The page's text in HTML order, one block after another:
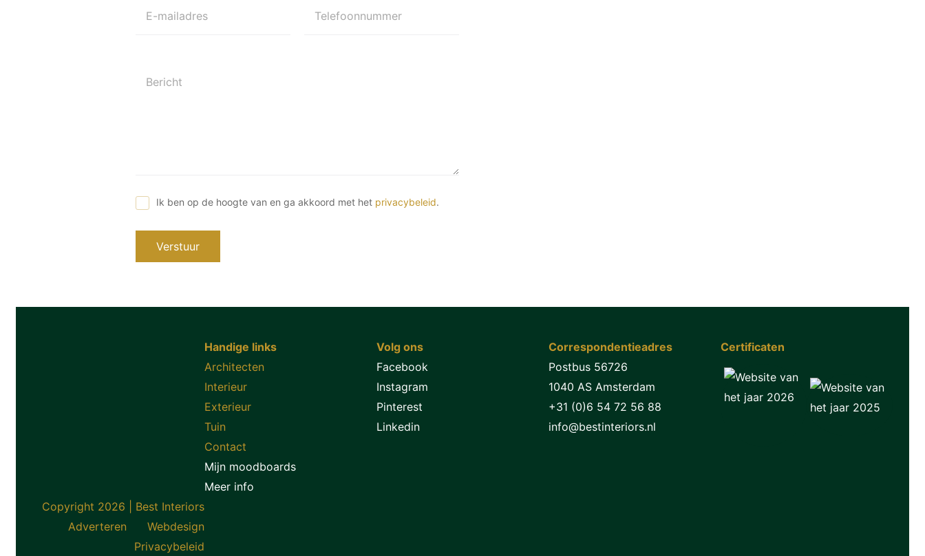
E-mailadres Telefoonnummer
Bericht
Ik ben op de hoogte van en ga akkoord met het privacybeleid.
Verstuur
Handige links
Architecten
Interieur
Exterieur
Tuin
Contact
Mijn moodboards
Meer info
Volg ons
Facebook
Instagram
Pinterest
Linkedin
Correspondentieadres
Postbus 56726
1040 AS Amsterdam
+31 (0)6 54 72 56 88
info@bestinteriors.nl
Certificaten
Copyright 2026 | Best Interiors
Adverteren
Webdesign
Privacybeleid